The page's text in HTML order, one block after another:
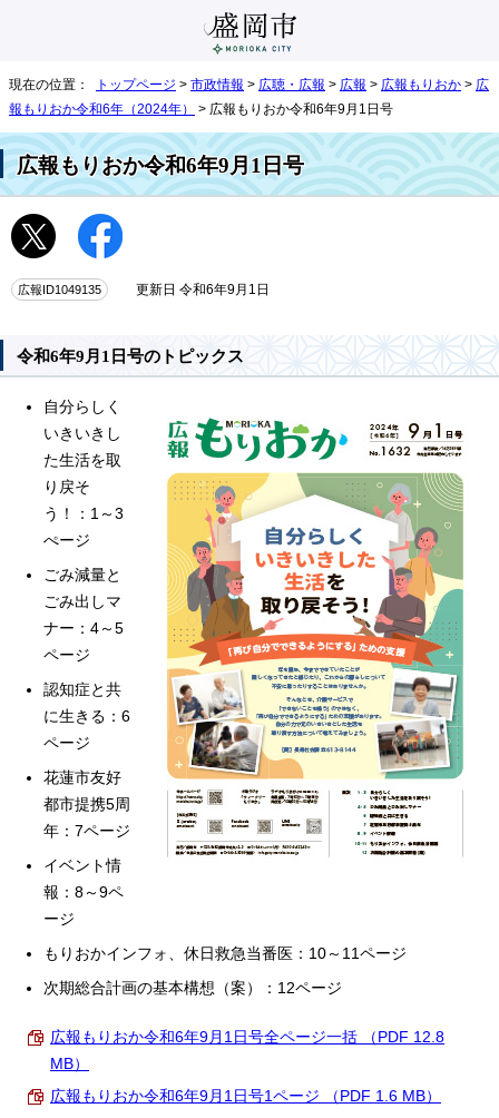
現在の位置： トップページ > 市政情報 > 広聴・広報 > 広報 > 広報もりおか > 広
報もりおか令和6年（2024年）
> 広報もりおか令和6年9月1日号
広報もりおか令和6年9月1日号
広報ID1049135 更新日 令和6年9月1日
令和6年9月1日号のトピックス
自分らしく
いきいきし
た生活を取
り戻そ
う！：1～3
ぺージ
ごみ減量と
ごみ出しマ
ナー：4～5
ページ
認知症と共
に生きる：6
ページ
花蓮市友好
都市提携5周
年：7ページ
イベント情
報：8～9ペ
ージ
もりおかインフォ、休日救急当番医：10～11ページ
次期総合計画の基本構想（案）：12ページ
広報もりおか令和6年9月1日号全ページ一括 （PDF 12.8
MB）
広報もりおか令和6年9月1日号1ページ （PDF 1.6 MB）